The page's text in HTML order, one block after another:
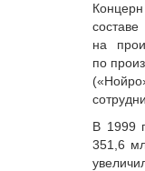
на
по
В 1999
351,6